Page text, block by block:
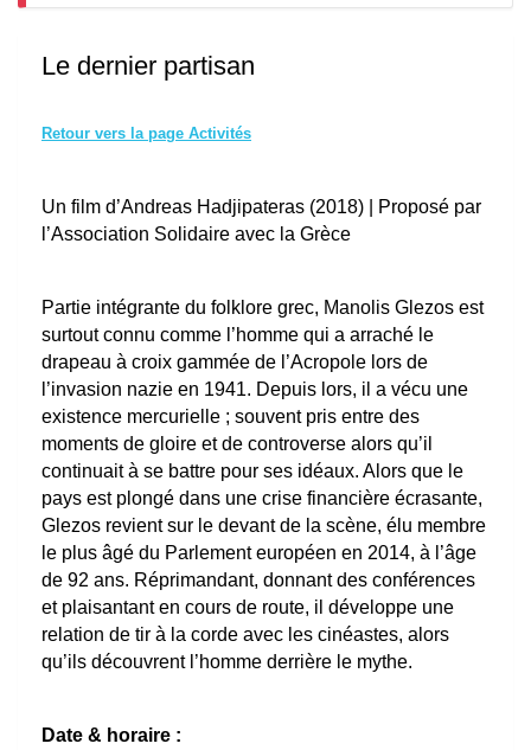
Le dernier partisan
Retour vers la page Activités
Un film d’Andreas Hadjipateras (2018) | Proposé par
l’Association Solidaire avec la Grèce
Partie intégrante du folklore grec, Manolis Glezos est
surtout connu comme l’homme qui a arraché le
drapeau à croix gammée de l’Acropole lors de
l’invasion nazie en 1941. Depuis lors, il a vécu une
existence mercurielle ; souvent pris entre des
moments de gloire et de controverse alors qu’il
continuait à se battre pour ses idéaux. Alors que le
pays est plongé dans une crise financière écrasante,
Glezos revient sur le devant de la scène, élu membre
le plus âgé du Parlement européen en 2014, à l’âge
de 92 ans. Réprimandant, donnant des conférences
et plaisantant en cours de route, il développe une
relation de tir à la corde avec les cinéastes, alors
qu’ils découvrent l’homme derrière le mythe.
Date & horaire :